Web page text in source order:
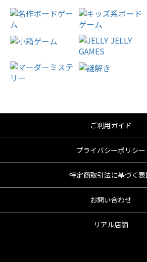
ご利用ガイド
プライバシーポリシー
特定商取引法に基づく
お問い合わせ
リアル店舗